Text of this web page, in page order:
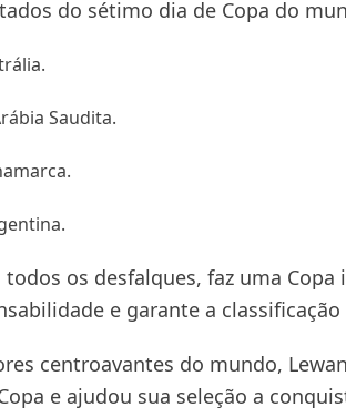
do sétimo dia de Copa do
Saudita.
os desfalques, faz uma
e garante a
centroavantes do mundo,
e ajudou sua seleção a